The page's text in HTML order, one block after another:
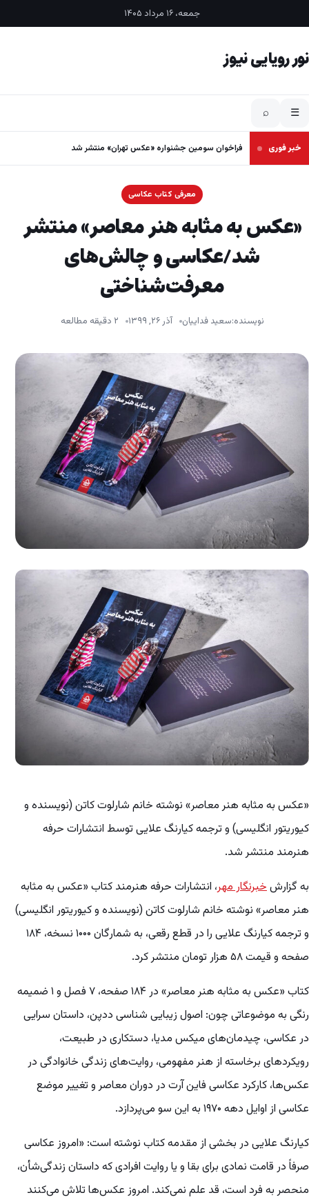
جمعه، ۱۶ مرداد ۱۴۰۵
نور رویایی نیوز
☰
⌕
خبر فوری فراخوان سومین جشنواره «عکس تهران» منتشر شد
معرفی کتاب عکاسی
«عکس به مثابه هنر معاصر» منتشر
شد/عکاسی و چالش‌های
معرفت‌شناختی
نویسنده:سعید فداییان آذر ۲۶, ۱۳۹۹ ۲ دقیقه مطالعه
«عکس به مثابه هنر معاصر» نوشته خانم شارلوت کاتن (نویسنده و
کیوریتور انگلیسی) و ترجمه کیارنگ علایی توسط انتشارات حرفه
هنرمند منتشر شد.
به گزارشخبرنگار مهر، انتشارات حرفه هنرمند کتاب «عکس به مثابه
هنر معاصر» نوشته خانم شارلوت کاتن (نویسنده و کیوریتور انگلیسی)
و ترجمه کیارنگ علایی را در قطع رقعی، به شمارگان ۱۰۰۰ نسخه، ۱۸۴
صفحه و قیمت ۵۸ هزار تومان منتشر کرد.
کتاب «عکس به مثابه هنر معاصر» در ۱۸۴ صفحه، ۷ فصل و ۱ ضمیمه
رنگی به موضوعاتی چون: اصول زیبایی شناسی ددپن، داستان سرایی
در عکاسی، چیدمان‌های میکس مدیا، دستکاری در طبیعت،
رویکردهای برخاسته از هنر مفهومی، روایت‌های زندگی خانوادگی در
عکس‌ها، کارکرد عکاسی فاین آرت در دوران معاصر و تغییر موضع
عکاسی از اوایل دهه ۱۹۷۰ به این سو می‌پردازد.
کیارنگ علایی در بخشی از مقدمه کتاب نوشته است: «امروز عکاسی
صرفاً در قامت نمادی برای بقا و یا روایت افرادی که داستان زندگی‌شأن،
منحصر به فرد است، قد علم نمی‌کند. امروز عکس‌ها تلاش می‌کنند